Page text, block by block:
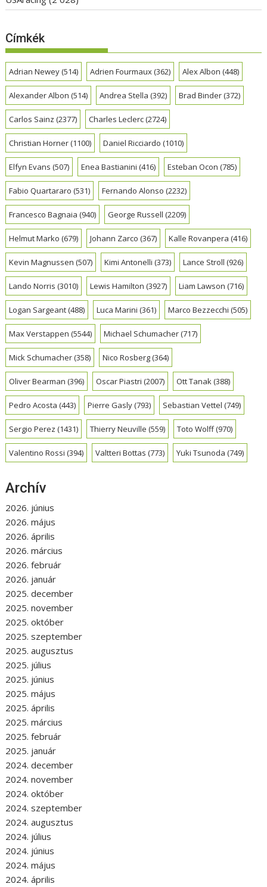
Címkék
Adrian Newey(514) Adrien Fourmaux(362) Alex Albon (448)
Alexander Albon (514) Andrea Stella (392) Brad Binder(372)
Carlos Sainz (2377) Charles Leclerc(2724)
Christian Horner(1100) Daniel Ricciardo (1010)
Elfyn Evans (507) Enea Bastianini (416) Esteban Ocon (785)
Fabio Quartararo (531) Fernando Alonso (2232)
Francesco Bagnaia (940) George Russell (2209)
Helmut Marko (679) Johann Zarco (367) Kalle Rovanpera (416)
Kevin Magnussen (507) Kimi Antonelli (373) Lance Stroll (926)
Lando Norris (3010) Lewis Hamilton (3927) Liam Lawson (716)
Logan Sargeant(488) Luca Marini (361) Marco Bezzecchi (505)
Max Verstappen (5544) Michael Schumacher(717)
Mick Schumacher(358) Nico Rosberg(364)
Oliver Bearman (396) Oscar Piastri (2007) Ott Tanak(388)
Pedro Acosta (443) Pierre Gasly(793) Sebastian Vettel (749)
Sergio Perez (1431) Thierry Neuville (559) Toto Wolff(970)
Valentino Rossi (394) Valtteri Bottas (773) Yuki Tsunoda (749)
Archív
2026. június
2026. május
2026. április
2026. március
2026. február
2026. január
2025. december
2025. november
2025. október
2025. szeptember
2025. augusztus
2025. július
2025. június
2025. május
2025. április
2025. március
2025. február
2025. január
2024. december
2024. november
2024. október
2024. szeptember
2024. augusztus
2024. július
2024. június
2024. május
2024. április